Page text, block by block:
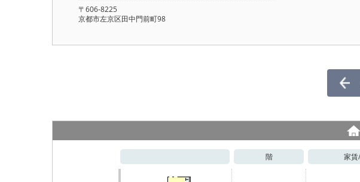
〒606-8225
京都市左京区田中門前町98
階 家賃/